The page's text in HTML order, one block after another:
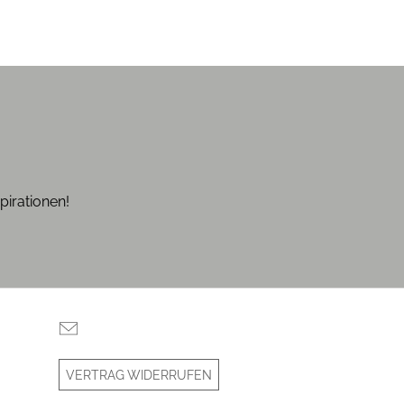
VERTRAG WIDERRUFEN